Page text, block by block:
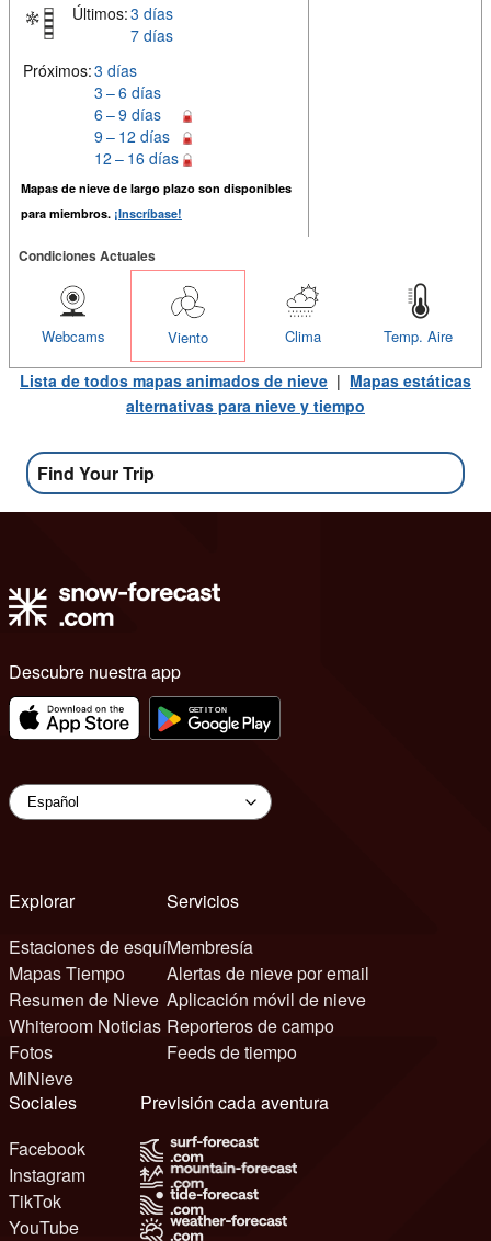
Últimos:3 días
7 días
Próximos:3 días
3 – 6 días
6 – 9 días
9 – 12 días
12 – 16 días
Mapas de nieve de largo plazo son disponibles
para miembros. ¡Inscríbase!
Condiciones Actuales
Temp. Aire
Clima
Viento
Webcams
Lista de todos mapas animados de nieve | Mapas estáticas
alternativas para nieve y tiempo
Find Your Trip
Descubre nuestra app
Explorar
Estaciones de esquí
Mapas Tiempo
Resumen de Nieve
Whiteroom Noticias
Fotos
MiNieve
Servicios
Membresía
Alertas de nieve por email
Aplicación móvil de nieve
Reporteros de campo
Feeds de tiempo
Sociales
Facebook
Instagram
TikTok
YouTube
Previsión cada aventura